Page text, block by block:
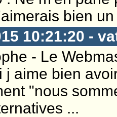
bien
10:21:20 -
- Le
j aime bien
"nous
...